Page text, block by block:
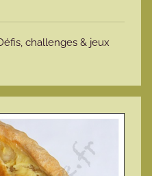
challenges & jeux